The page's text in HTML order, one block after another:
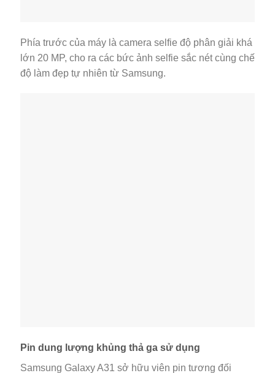
Phía trước của máy là camera selfie độ phân giải khá
lớn 20 MP, cho ra các bức ảnh selfie sắc nét cùng chế
độ làm đẹp tự nhiên từ Samsung.
Pin dung lượng khủng thả ga sử dụng
Samsung Galaxy A31 sở hữu viên pin tương đối